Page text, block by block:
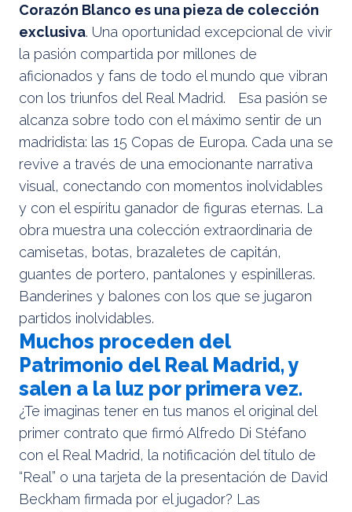
Corazón Blanco es una pieza de colección
exclusiva. Una oportunidad excepcional de vivir
la pasión compartida por millones de
aficionados y fans de todo el mundo que vibran
con los triunfos del Real Madrid. Esa pasión se
alcanza sobre todo con el máximo sentir de un
madridista: las 15 Copas de Europa. Cada una se
revive a través de una emocionante narrativa
visual, conectando con momentos inolvidables
y con el espíritu ganador de figuras eternas. La
obra muestra una colección extraordinaria de
camisetas, botas, brazaletes de capitán,
guantes de portero, pantalones y espinilleras.
Banderines y balones con los que se jugaron
partidos inolvidables.
Muchos proceden del
Patrimonio del Real Madrid, y
salen a la luz por primera vez.
¿Te imaginas tener en tus manos el original del
primer contrato que firmó Alfredo Di Stéfano
con el Real Madrid, la notificación del título de
“Real” o una tarjeta de la presentación de David
Beckham firmada por el jugador? Las